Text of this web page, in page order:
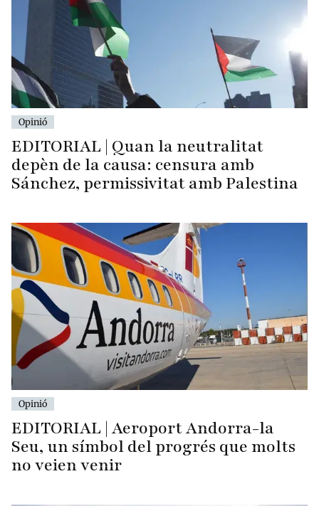
Opinió
EDITORIAL | Quan la neutralitat
depèn de la causa: censura amb
Sánchez, permissivitat amb Palestina
Opinió
EDITORIAL | Aeroport Andorra-la
Seu, un símbol del progrés que molts
no veien venir